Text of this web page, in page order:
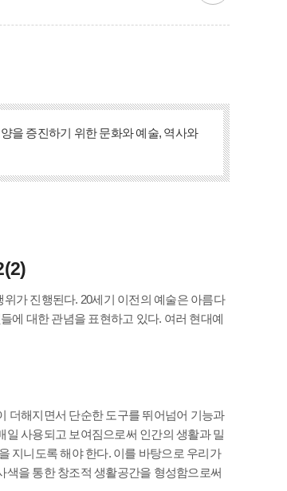
을 증진하기 위한 문화와 예술, 역사와
가 진행된다. 20세기 이전의 예술은 아름다
에 대한 관념을 표현하고 있다. 여러 현대예
더해지면서 단순한 도구를 뛰어넘어 기능과
사용되고 보여짐으로써 인간의 생활과 밀
지니도록 해야 한다. 이를 바탕으로 우리가
을 통한 창조적 생활공간을 형성함으로써